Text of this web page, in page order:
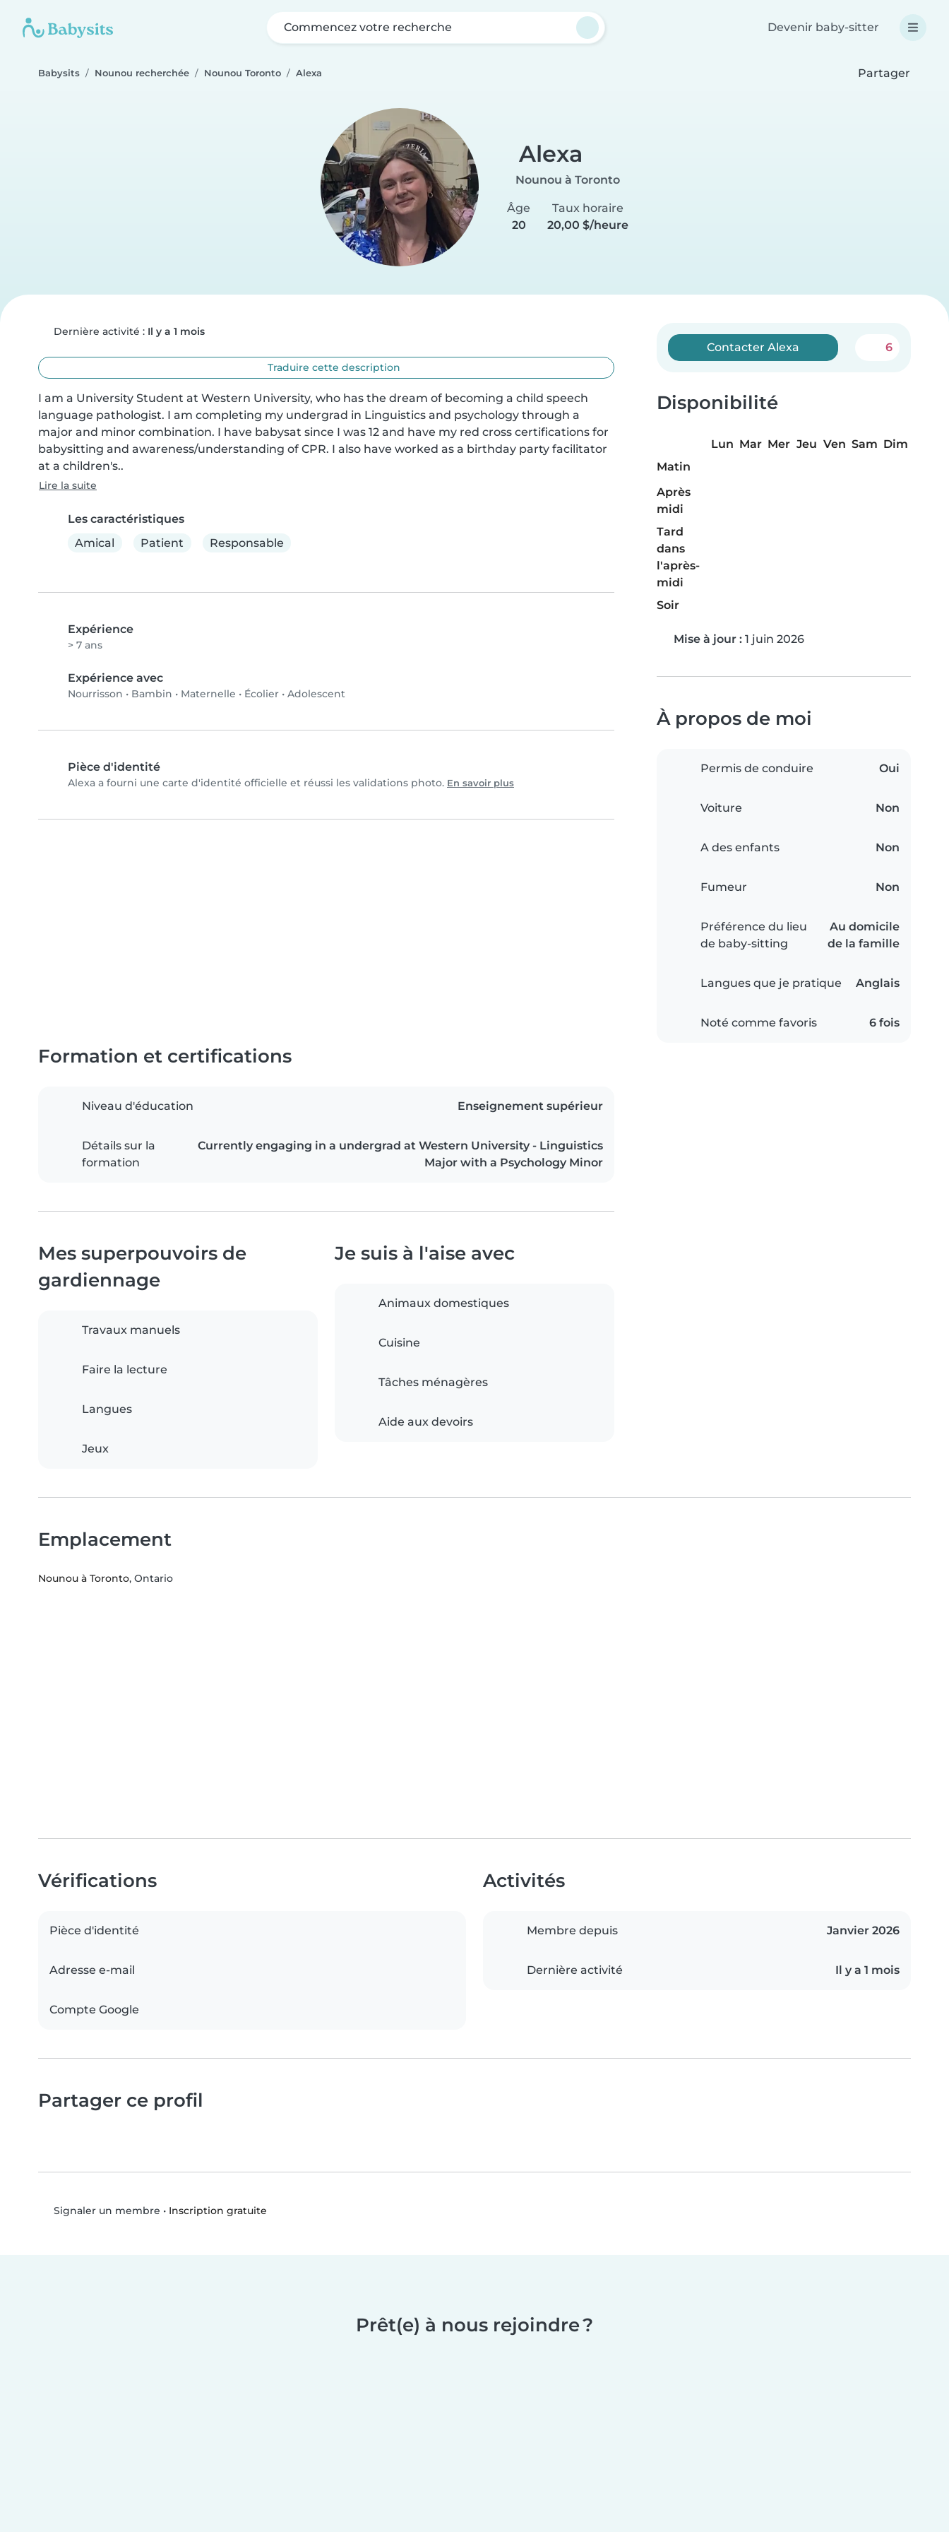
Commencez votre recherche Devenir baby-sitter
Babysits Nounou recherchée Nounou Toronto Alexa Partager
Alexa
Nounou à Toronto
Âge
20
Taux horaire
20,00 $/heure
Dernière activité : Il y a 1 mois
Traduire cette description
I am a University Student at Western University, who has the dream of becoming a child speech
language pathologist. I am completing my undergrad in Linguistics and psychology through a
major and minor combination. I have babysat since I was 12 and have my red cross certifications for
babysitting and awareness/understanding of CPR. I also have worked as a birthday party facilitator
at a children's..
Lire la suite
Les caractéristiques
Amical
Patient Responsable
Expérience
> 7 ans
Expérience avec
Nourrisson • Bambin • Maternelle • Écolier • Adolescent
Pièce d'identité
Alexa a fourni une carte d'identité officielle et réussi les validations photo. En savoir plus
Contacter Alexa 6
Disponibilité
Lun Mar Mer Jeu Ven Sam Dim
Matin
Après
midi
Tard
dans
l'après-
midi
Soir
Mise à jour : 1 juin 2026
À propos de moi
Permis de conduire Oui
Voiture Non
A des enfants Non
Fumeur Non
Préférence du lieu
de baby-sitting
Au domicile
de la famille
Langues que je pratique Anglais
Noté comme favoris 6 fois
Formation et certifications
Niveau d'éducation Enseignement supérieur
Détails sur la
formation
Currently engaging in a undergrad at Western University - Linguistics
Major with a Psychology Minor
Mes superpouvoirs de
gardiennage
Travaux manuels
Faire la lecture
Langues
Jeux
Je suis à l'aise avec
Animaux domestiques
Cuisine
Tâches ménagères
Aide aux devoirs
Emplacement
Nounou à Toronto, Ontario
Vérifications
Pièce d'identité
Adresse e-mail
Compte Google
Activités
Membre depuis Janvier 2026
Dernière activité Il y a 1 mois
Partager ce profil
Signaler un membre • Inscription gratuite
Prêt(e) à nous rejoindre ?